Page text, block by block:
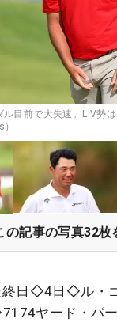
ル目前で大失速。LIV勢
の記事の写真32枚
日◇4日◇ル・
ヤード・パ